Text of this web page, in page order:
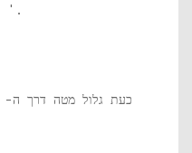
'.
4. כעת גלול מטה דרך ה-